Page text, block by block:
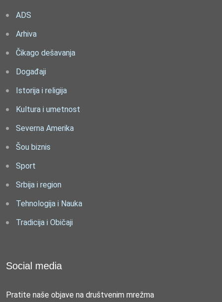
ADS
Arhiva
Čikago dešavanja
Događaji
Istorija i religija
Kultura i umetnost
Severna Amerika
Šou biznis
Sport
Srbija i region
Tehnologija i Nauka
Tradicija i Običaji
Social media
Pratite naše objave na društvenim mrežma